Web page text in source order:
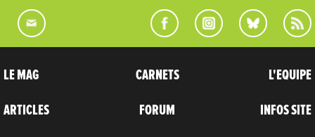
LE MAG
ARTICLES
CARNETS
FORUM
L'EQUIPE
INFOS SITE